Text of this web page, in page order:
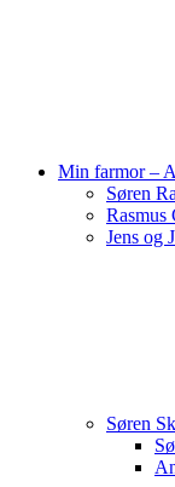
Min farmor –
Søren
Rasmus
Jens og
Søren